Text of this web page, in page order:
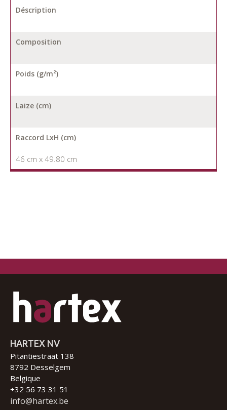
Déscription
Composition
Poids (g/m²)
Laize (cm)
Raccord LxH (cm)
46 cm x 49.80 cm
HARTEX NV
Pitantiestraat 138
8792 Desselgem
Belgique
+32 56 73 31 51
info@hartex.be